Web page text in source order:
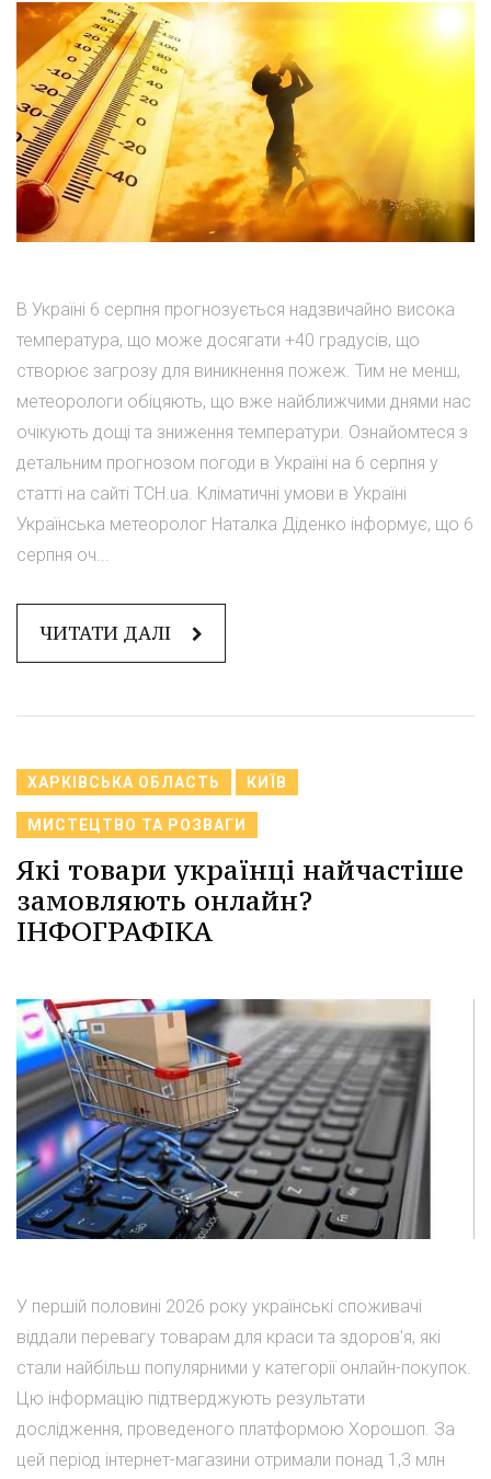
В Україні 6 серпня прогнозується надзвичайно висока
температура, що може досягати +40 градусів, що
створює загрозу для виникнення пожеж. Тим не менш,
метеорологи обіцяють, що вже найближчими днями нас
очікують дощі та зниження температури. Ознайомтеся з
детальним прогнозом погоди в Україні на 6 серпня у
статті на сайті ТСН.ua. Кліматичні умови в Україні
Українська метеоролог Наталка Діденко інформує, що 6
серпня оч...
ЧИТАТИ ДАЛІ
ХАРКІВСЬКА ОБЛАСТЬ КИЇВ
МИСТЕЦТВО ТА РОЗВАГИ
Які товари українці найчастіше
замовляють онлайн?
ІНФОГРАФІКА
У першій половині 2026 року українські споживачі
віддали перевагу товарам для краси та здоров'я, які
стали найбільш популярними у категорії онлайн-покупок.
Цю інформацію підтверджують результати
дослідження, проведеного платформою Хорошоп. За
цей період інтернет-магазини отримали понад 1,3 млн